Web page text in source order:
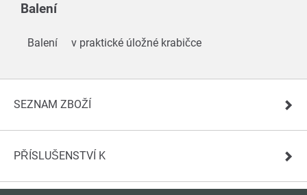
Balení
Balení v praktické úložné krabičce
SEZNAM ZBOŽÍ
PŘÍSLUŠENSTVÍ K